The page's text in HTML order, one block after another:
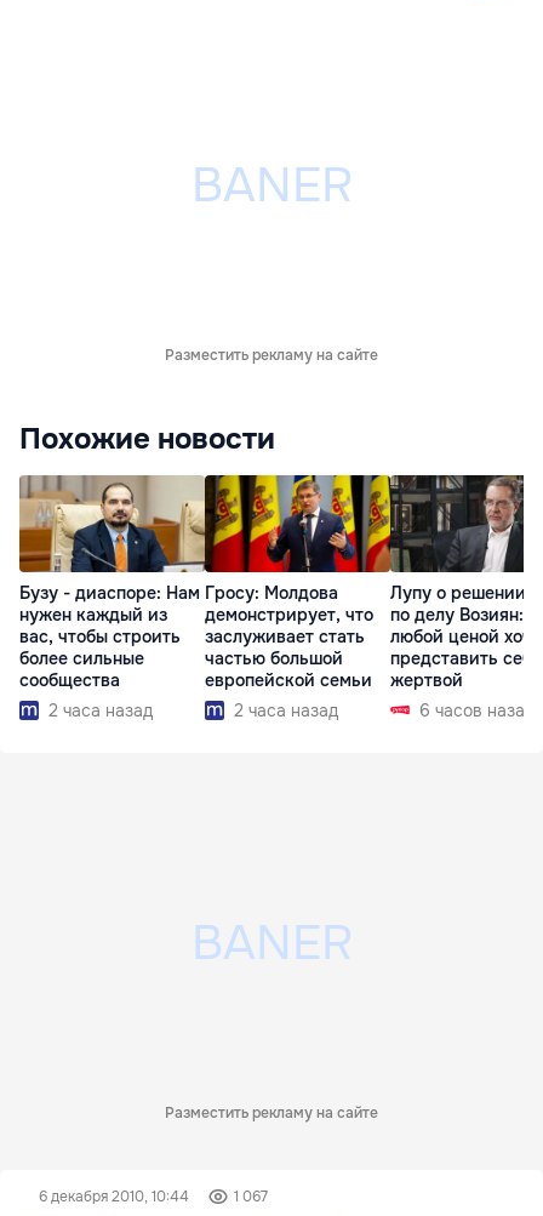
Разместить рекламу на сайте
Похожие новости
Бузу - диаспоре: Нам
нужен каждый из
вас, чтобы строить
более сильные
сообщества
2 часа назад
Гросу: Молдова
демонстрирует, что
заслуживает стать
частью большой
европейской семьи
2 часа назад
Лупу о решении
по делу Возиян:
любой ценой
представить себя
жертвой
6 часов назад
Разместить рекламу на сайте
6 декабря 2010, 10:44 1 067